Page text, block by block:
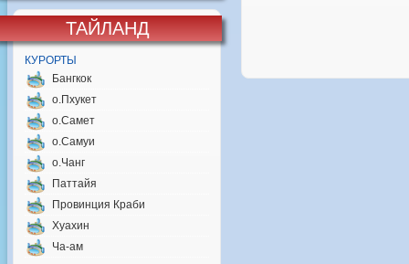
ТАЙЛАНД
КУРОРТЫ
Бангкок
о.Пхукет
о.Самет
о.Самуи
о.Чанг
Паттайя
Провинция Краби
Хуахин
Ча-ам